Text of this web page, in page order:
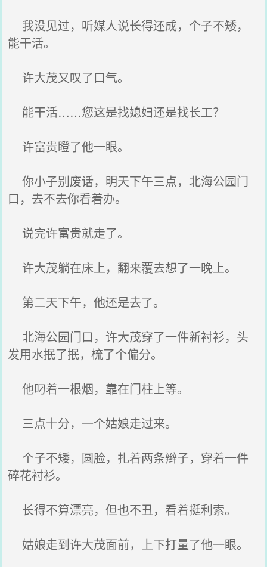
我没见过，听媒人说长得还成，个子不矮，
能干活。
许大茂又叹了口气。
能干活……您这是找媳妇还是找长工？
许富贵瞪了他一眼。
你小子别废话，明天下午三点，北海公园门
口，去不去你看着办。
说完许富贵就走了。
许大茂躺在床上，翻来覆去想了一晚上。
第二天下午，他还是去了。
北海公园门口，许大茂穿了一件新衬衫，头
发用水抿了抿，梳了个偏分。
他叼着一根烟，靠在门柱上等。
三点十分，一个姑娘走过来。
个子不矮，圆脸，扎着两条辫子，穿着一件
碎花衬衫。
长得不算漂亮，但也不丑，看着挺利索。
姑娘走到许大茂面前，上下打量了他一眼。